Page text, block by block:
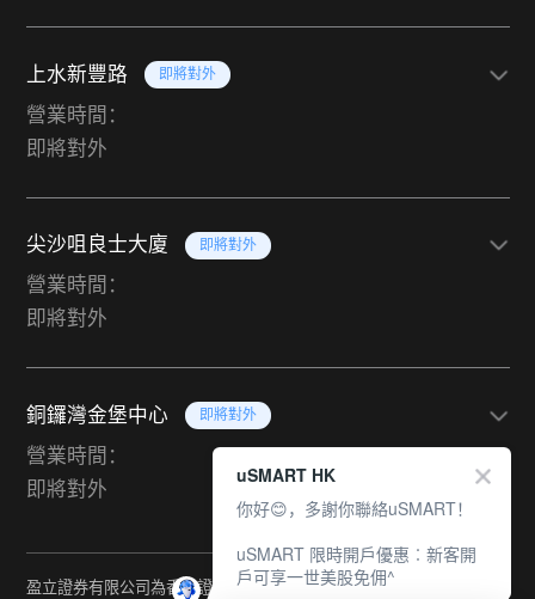
上水新豐路 即將對外
營業時間：
即將對外
尖沙咀良士大廈 即將對外
營業時間：
即將對外
銅鑼灣金堡中心 即將對外
營業時間：
即將對外
盈立證券有限公司為香港證監會持牌法團（中央編號：
uSMART HK
你好😊，多謝你聯絡uSMART！
uSMART 限時開戶優惠︰新客開
戶可享一世美股免佣^